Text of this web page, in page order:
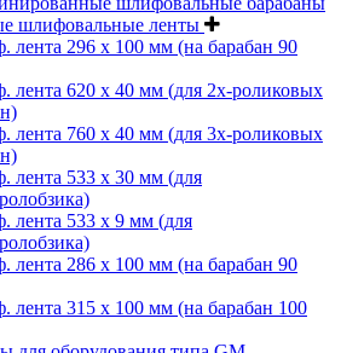
шлифовальные ленты
лента 296 х 100 мм (на барабан 90
лента 620 х 40 мм (для 2х-роликовых
лента 760 х 40 мм (для 3х-роликовых
лента 533 х 30 мм (для
лента 533 х 9 мм (для
лента 286 х 100 мм (на барабан 90
лента 315 х 100 мм (на барабан 100